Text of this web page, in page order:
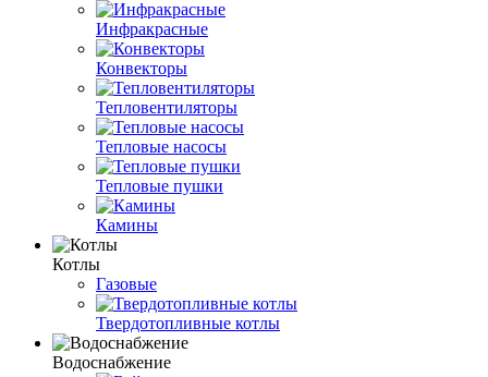
Инфракрасные
Конвекторы
Тепловентиляторы
Тепловые насосы
Тепловые пушки
Камины
Котлы
Газовые
Твердотопливные котлы
Водоснабжение